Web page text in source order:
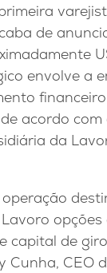
de
envolve a
acordo
da
capital de
Cunha, CEO